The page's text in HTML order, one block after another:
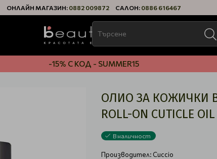
ОНЛАЙН МАГАЗИН: 0882 009872 САЛОН: 0886 616467
-15% С КОД - SUMMER15
ОЛИО ЗА КОЖИЧКИ
ROLL-ON CUTICLE
В наличност
Производител: Cuccio